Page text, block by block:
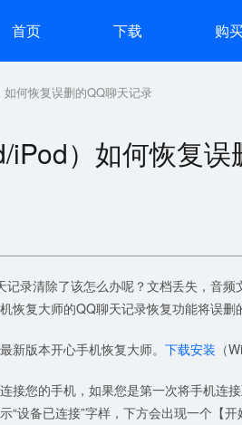
首页 下载 购
何恢复误删的QQ聊天记录
）如何恢复误
录清除了该怎么办呢？文档丢失，音
恢复大师的QQ聊天记录恢复功能将误删
新版本开心手机恢复大师。 下载安装 （
接您的手机，如果您是第一次将手机连
“设备已连接”字样，下方会出现一个【